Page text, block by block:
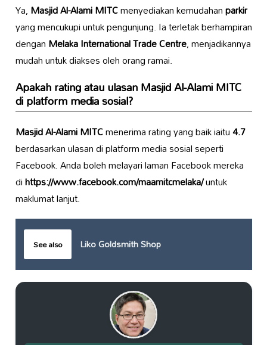
Ya,Masjid Al-Alami MITCmenyediakan kemudahanparkir
yang mencukupi untuk pengunjung. Ia terletak berhampiran
denganMelaka International Trade Centre, menjadikannya
mudah untuk diakses oleh orang ramai.
Apakah rating atau ulasanMasjid Al-Alami MITC
di platform media sosial?
Masjid Al-Alami MITCmenerima rating yang baik iaitu4.7
berdasarkan ulasan di platform media sosial seperti
Facebook. Anda boleh melayari laman Facebook mereka
dihttps://www.facebook.com/maamitcmelaka/untuk
maklumat lanjut.
See also Liko Goldsmith Shop